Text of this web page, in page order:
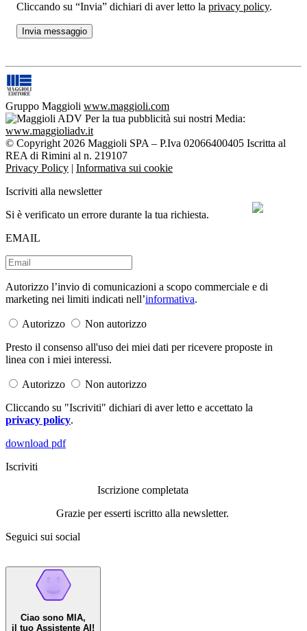
Cliccando su “Invia” dichiari di aver letto la privacy policy.
Gruppo Maggioli www.maggioli.com
Per la tua pubblicità sui nostri Media:
www.maggioliadv.it
© Copyright 2026 Maggioli SPA – P.Iva 02066400405 Iscritta al
REA di Rimini al n. 219107
Privacy Policy | Informativa sui cookie
Iscriviti alla newsletter
Si è verificato un errore durante la tua richiesta.
EMAIL
Autorizzo l’invio di comunicazioni a scopo commerciale e di
marketing nei limiti indicati nell’informativa.
Autorizzo
Non autorizzo
Presto il consenso all'uso dei miei dati per ricevere proposte in
linea con i miei interessi.
Autorizzo
Non autorizzo
Cliccando su "Iscriviti" dichiari di aver letto e accettato la
privacy policy.
download pdf
Iscriviti
Iscrizione completata
Grazie per esserti iscritto alla newsletter.
Seguici sui social
Ciao sono MIA,
il tuo Assistente AI!